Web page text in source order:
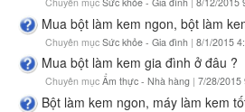
Mua bột làm kem ngon, bột làm
Chuyên mục Sức khỏe - Gia đình | 8/1/2015
Mua bột làm kem gia đình ở đâu ?
Chuyên mục Ẩm thực - Nhà hàng | 7/28/2015
Bột làm kem ngon, máy làm kem